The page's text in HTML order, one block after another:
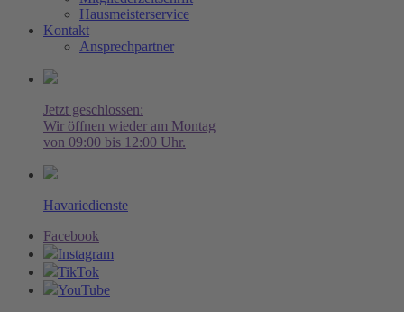
Hausmeisterservice
Kontakt
Ansprechpartner
Jetzt geschlossen:
Wir öffnen wieder am Montag
von 09:00 bis 12:00 Uhr.
Havariedienste
Facebook
Instagram
TikTok
YouTube